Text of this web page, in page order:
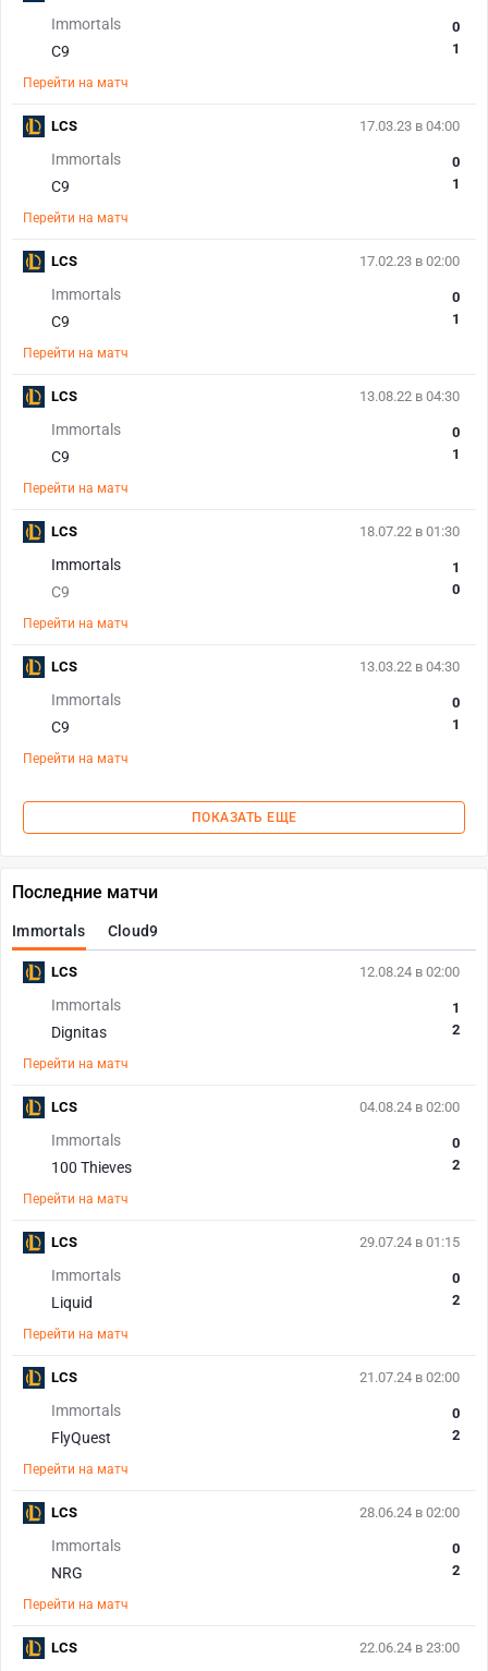
Immortals
C9
0
1
Перейти на матч
17.03.23 в 04:00
Immortals
C9
0
1
Перейти на матч
LCS
17.02.23 в 02:00
Immortals
C9
0
1
Перейти на матч
LCS
13.08.22 в 04:30
Immortals
C9
0
1
Перейти на матч
LCS
18.07.22 в 01:30
Immortals
C9
1
0
Перейти на матч
LCS
13.03.22 в 04:30
Immortals
C9
0
1
Перейти на матч
LCS
ПОКАЗАТЬ ЕЩЕ
Последние матчи
Immortals Cloud9
12.08.24 в 02:00
Immortals
Dignitas
1
2
Перейти на матч
LCS
04.08.24 в 02:00
Immortals
100 Thieves
0
2
Перейти на матч
LCS
29.07.24 в 01:15
Immortals
Liquid
0
2
Перейти на матч
LCS
21.07.24 в 02:00
Immortals
FlyQuest
0
2
Перейти на матч
LCS
28.06.24 в 02:00
Immortals
NRG
0
2
Перейти на матч
LCS
22.06.24 в 23:00
LCS